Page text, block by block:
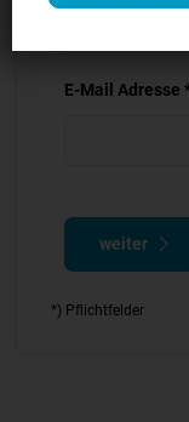
E-Mail Adresse
weiter
*) Pflichtfelder